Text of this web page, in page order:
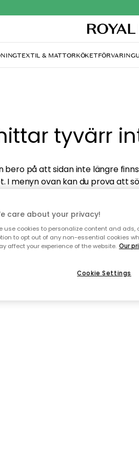
TEXTIL & MATTORKÖKETFÖRVARING
tyvärr
bero på att sidan inte längre
I menyn ovan kan du prova att
Till
care about your privacy!
use cookies to personalize content and
to opt out of any non-essential cookies
affect your experience of the website. Our
Cookie Settings